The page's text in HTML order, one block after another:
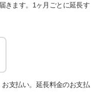
きます。1ヶ月ごとに延長す
支払い。延長料金のお支払